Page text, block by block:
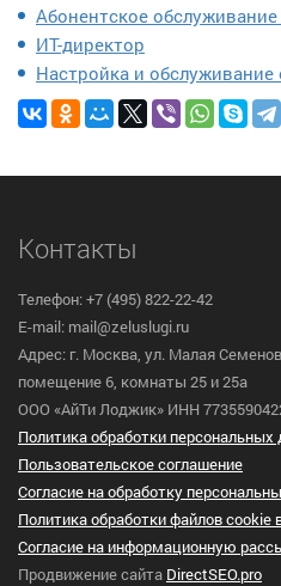
Абонентское
ИТ-директор
Настройка и обслуживание
Контакты
Телефон: +7 (495) 822-22-42
E-mail: mail@zeluslugi.ru
Адрес: г. Москва, ул. Малая
помещение 6, комнаты 25 и 25а
ООО «АйТи Лоджик» ИНН
Политика обработки персональных
Пользовательское cоглашение
Согласие на обработку
Политика обработки файлов
Согласие на информационную
Продвижение сайта DirectSEO.pro